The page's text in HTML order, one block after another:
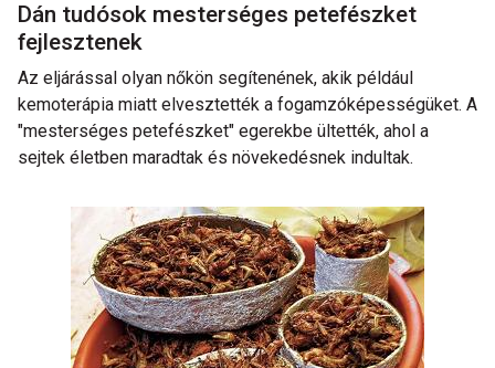
Dán tudósok mesterséges petefészket
fejlesztenek
Az eljárással olyan nőkön segítenének, akik például
kemoterápia miatt elvesztették a fogamzóképességüket. A
"mesterséges petefészket" egerekbe ültették, ahol a
sejtek életben maradtak és növekedésnek indultak.